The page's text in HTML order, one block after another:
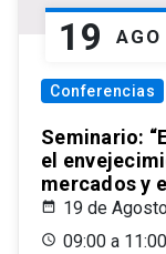
19 AGO
Conferencias
Seminario:
el
mercados y
19 de
09:00 a